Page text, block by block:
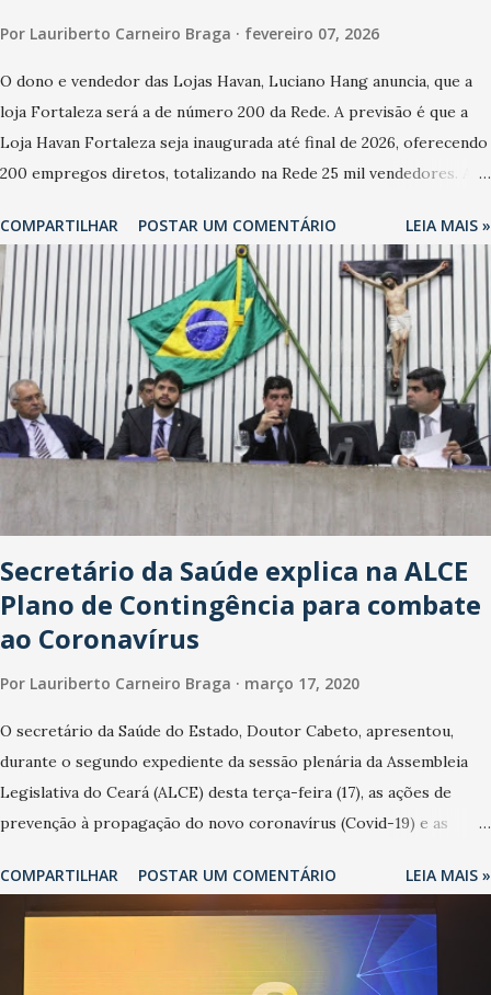
Por Lauriberto Carneiro Braga fevereiro 07, 2026
O dono e vendedor das Lojas Havan, Luciano Hang anuncia, que a
loja Fortaleza será a de número 200 da Rede. A previsão é que a
Loja Havan Fortaleza seja inaugurada até final de 2026, oferecendo
200 empregos diretos, totalizando na Rede 25 mil vendedores. A
oficialmente, mas fontes extraoficiais indicam, que será na Avenida
Washington Soares-Messejana. Uma coisa é certa: será a maior
loja Havan do Brasil.
COMPARTILHAR POSTAR UM COMENTÁRIO LEIA MAIS »
Secretário da Saúde explica na ALCE
Plano de Contingência para combate
ao Coronavírus
Por Lauriberto Carneiro Braga março 17, 2020
O secretário da Saúde do Estado, Doutor Cabeto, apresentou,
durante o segundo expediente da sessão plenária da Assembleia
Legislativa do Ceará (ALCE) desta terça-feira (17), as ações de
prevenção à propagação do novo coronavírus (Covid-19) e as
da pandemia e atendimento aos enfermos. O secretário informou
que o Estado tem desenvolvido um plano de contingência pautado
em formas de reconhecimento da população suspeita e de
cuidados com os ambientes públicos e domiciliares. “Nós não
COMPARTILHAR POSTAR UM COMENTÁRIO LEIA MAIS »